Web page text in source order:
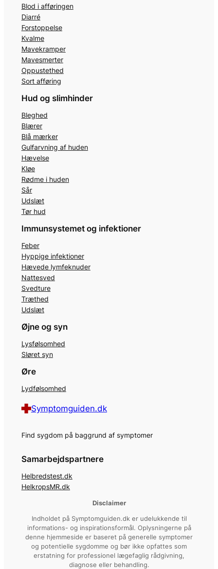
Blod i afføringen
Diarré
Forstoppelse
Kvalme
Mavekramper
Mavesmerter
Oppustethed
Sort afføring
Hud og slimhinder
Bleghed
Blærer
Blå mærker
Gulfarvning af huden
Hævelse
Kløe
Rødme i huden
Sår
Udslæt
Tør hud
Immunsystemet og infektioner
Feber
Hyppige infektioner
Hævede lymfeknuder
Nattesved
Svedture
Træthed
Udslæt
Øjne og syn
Lysfølsomhed
Sløret syn
Øre
Lydfølsomhed
Symptomguiden.dk
Find sygdom på baggrund af symptomer
Samarbejdspartnere
Helbredstest.dk
HelkropsMR.dk
Disclaimer
Indholdet på Symptomguiden.dk er udelukkende til
informations- og inspirationsformål. Oplysningerne på
denne hjemmeside er baseret på generelle symptomer
og potentielle sygdomme og bør ikke opfattes som
erstatning for professionel lægefaglig rådgivning,
diagnose eller behandling.